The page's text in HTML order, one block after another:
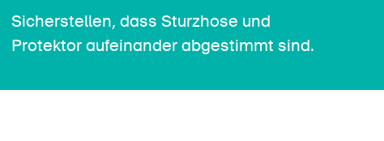
Sicherstellen, dass Sturzhose und
Protektor aufeinander abgestimmt sind.